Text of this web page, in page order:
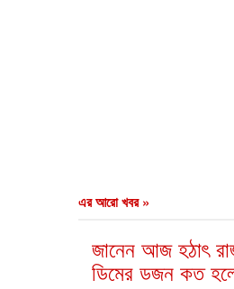
এর আরো খবর »
জানেন আজ হঠাৎ
ডিমের ডজন কত